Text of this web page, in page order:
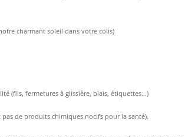
charmant soleil dans votre colis)
(fils, fermetures à glissière, biais, étiquettes…)
de produits chimiques nocifs pour la santé).